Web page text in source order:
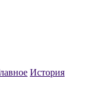
История